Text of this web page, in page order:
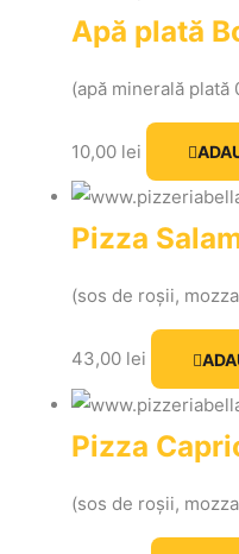
Apă plată
(apă minerală plată
10,00 lei
Pizza
(sos de roșii,
43,00 lei
Pizza
(sos de roșii,